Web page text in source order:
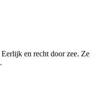
en recht door zee. Ze